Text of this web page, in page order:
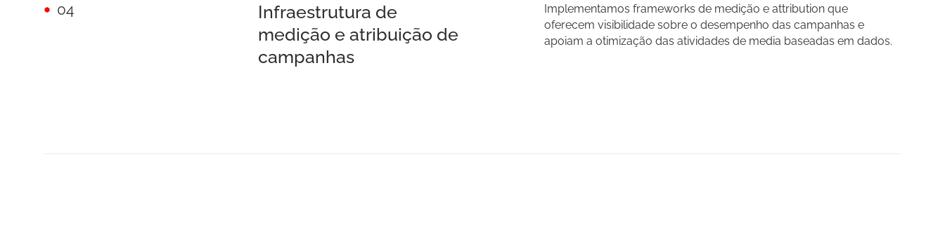
04
Infraestrutura de
medição e atribuição de
campanhas
Implementamos frameworks de medição e attribution que
oferecem visibilidade sobre o desempenho das campanhas e
apoiam a otimização das atividades de media baseadas em dados.